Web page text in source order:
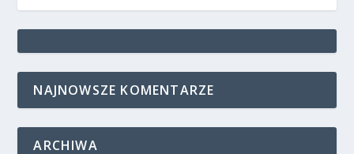
NAJNOWSZE KOMENTARZE
ARCHIWA